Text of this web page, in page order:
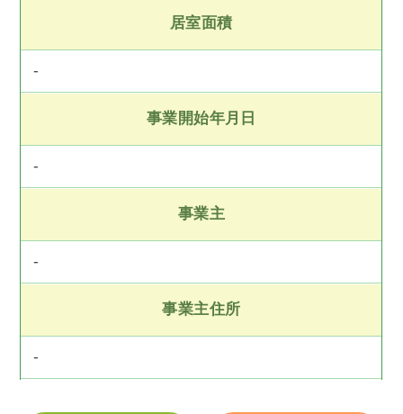
居室面積
-
事業開始年月日
-
事業主
-
事業主住所
-